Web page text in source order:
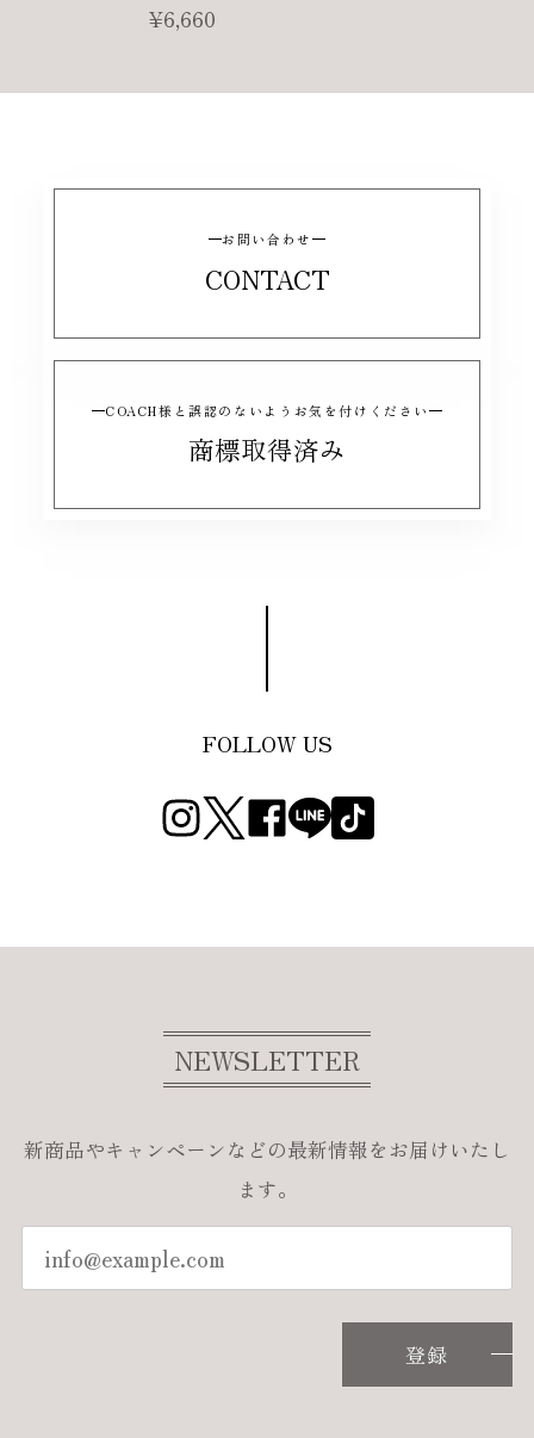
¥6,660
お問い合わせ
CONTACT
COACH様と誤認のないようお気を付けください
商標取得済み
FOLLOW US
NEWSLETTER
新商品やキャンペーンなどの最新情報をお届けいたし
ます。
登録